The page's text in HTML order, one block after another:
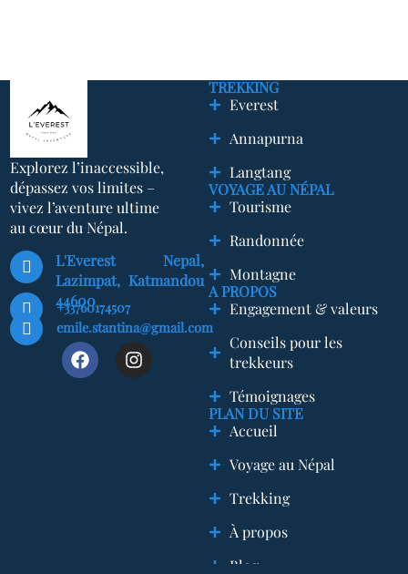
Explorez l’inaccessible,
dépassez vos limites –
vivez l’aventure ultime
au cœur du Népal.
L'Everest Nepal,
Lazimpat, Katmandou
44600
+33760174507
emile.stantina@gmail.com
TREKKING
Everest
Annapurna
Langtang
VOYAGE AU NÉPAL
Tourisme
Randonnée
Montagne
A PROPOS
Engagement & valeurs
Conseils pour les
trekkeurs
Témoignages
PLAN DU SITE
Accueil
Voyage au Népal
Trekking
À propos
Blog